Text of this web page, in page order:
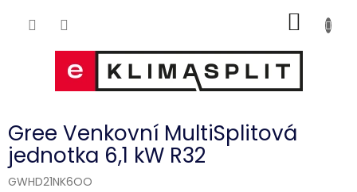
KOŠÍK
Gree Venkovní MultiSplitová
jednotka 6,1 kW R32
GWHD21NK6OO